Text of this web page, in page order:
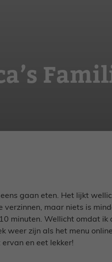
gaan eten. Het lijkt
verzinnen, maar niets is
minuten. Wellicht omdat ik
weer zijn als het menu
en eet lekker!